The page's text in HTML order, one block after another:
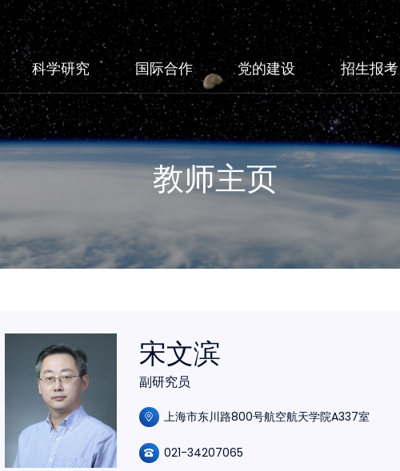
科学研究 国际合作 党的建设 招生报考
教师主页
宋文滨
副研究员
上海市东川路800号航空航天学院A337室
021-34207065